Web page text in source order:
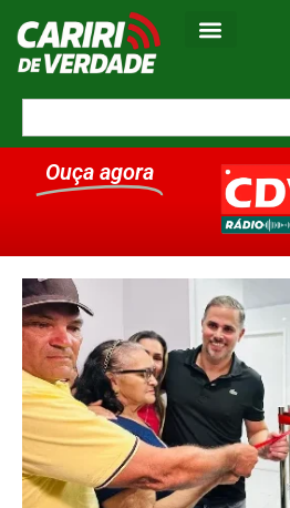
Ouça agora